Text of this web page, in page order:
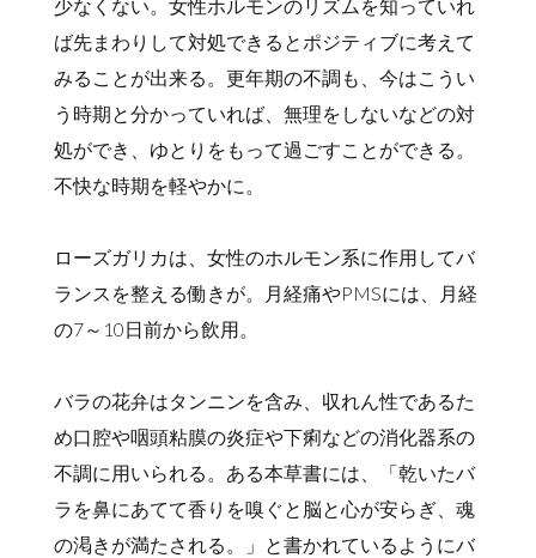
少なくない。女性ホルモンのリズムを知っていれ
ば先まわりして対処できるとポジティブに考えて
みることが出来る。更年期の不調も、今はこうい
う時期と分かっていれば、無理をしないなどの対
処ができ、ゆとりをもって過ごすことができる。
不快な時期を軽やかに。
ローズガリカは、女性のホルモン系に作用してバ
ランスを整える働きが。月経痛やPMSには、月経
の7～10日前から飲用。
バラの花弁はタンニンを含み、収れん性であるた
め口腔や咽頭粘膜の炎症や下痢などの消化器系の
不調に用いられる。ある本草書には、「乾いたバ
ラを鼻にあてて香りを嗅ぐと脳と心が安らぎ、魂
の渇きが満たされる。」と書かれているようにバ